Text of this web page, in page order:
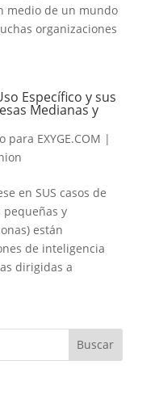
medio de un mundo
organizaciones
Específico y sus
Medianas y
EXYGE.COM |
en SUS casos de
pequeñas y
están
de inteligencia
dirigidas a
Buscar